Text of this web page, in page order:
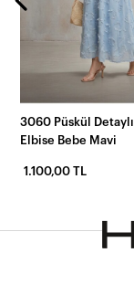
3060 Püskül Detaylı
Elbise Bebe Mavi
1.100,00 TL